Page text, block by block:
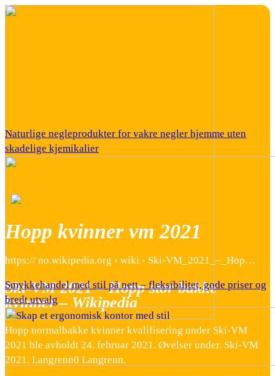
Naturlige negleprodukter for vakre negler hjemme uten
skadelige kjemikalier
Smykkehandel med stil på nett – fleksibilitet, gode priser og
bredt utvalg
Hopp kvinner vm 2021
https:// no.wikipedia.org › wiki › Ski-VM_2021_–_Hop…
Ski-VM 2021 – Hopp stor bakke
kvinner – Wikipedia
Hopp normalbakke kvinner kvalifisering under Ski-VM
2021 ble avholdt 24. februar 2021. Øvelser under. Ski-VM
2021. Langrenn0 Langrenn.